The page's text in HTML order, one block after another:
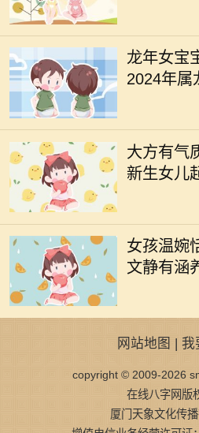
龙年女宝
2024年属
大方有气
新生女儿
女孩温婉
文静有涵
网站地图 | 我
copyright © 2009-2026
在线八字网版
厦门天象文化传